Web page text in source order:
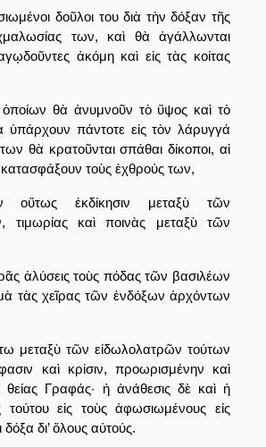
δοῦλοι του διὰ τὴν δόξαν τῆς
των, καὶ θὰ ἀγάλλωνται
ἀκόμη καὶ εἰς τὰς κοίτας
θὰ ἀνυμνοῦν τὸ ὕψος καὶ τὸ
ὑπάρχουν πάντοτε εἰς τὸν λάρυγγά
θὰ κρατοῦνται σπάθαι δίκοποι, αἱ
τοὺς ἐχθρούς των,
ἐκδίκησιν μεταξὺ τῶν
τιμωρίας καὶ ποινὰς μεταξὺ τῶν
ἁλύσεις τοὺς πόδας τῶν βασιλέων
τὰς χεῖρας τῶν ἐνδόξων ἀρχόντων
μεταξὺ τῶν εἰδωλολατρῶν τούτων
καὶ κρίσιν, προωρισμένην καὶ
θείας Γραφάς· ἡ ἀνάθεσις δὲ καὶ ἡ
τούτου εἰς τοὺς ἀφωσιωμένους εἰς
δι’ ὅλους αὐτούς.